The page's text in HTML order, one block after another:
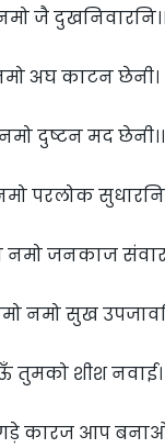
जै दुखनिवारनि।।
अघ काटन छेनी।
दुष्टन मद छेनी।।
परलोक
नमो जनकाज
नमो सुख
तुमको शीश
कारज आप